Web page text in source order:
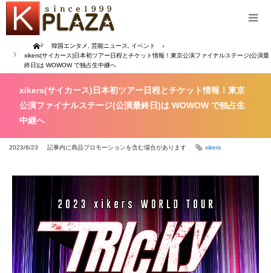
Home 韓国エンタメ 芸能ニュース
イベント
xikers(サイカース)日本初ツアー日程とチケット情報！東京公演ファイナルステージ(公演最
終日)は WOWOW で独占生中継へ
xikers(サイカース)日本初ツアー日程とチケット情報！東京
公演ファイナルステージ(公演最終日)は WOWOW で独占生
中継へ
2023/8/23 記事内に商品プロモーションを含む場合があります xikers